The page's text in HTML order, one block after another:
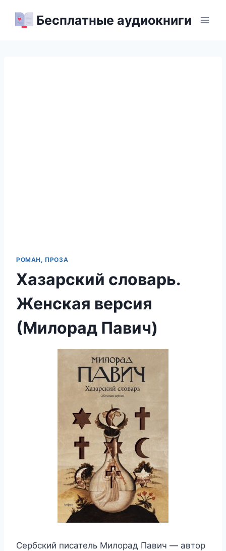
Бесплатные аудиокниги
РОМАН, ПРОЗА
Хазарский словарь.
Женская версия
(Милорад Павич)
Сербский писатель Милорад Павич — автор